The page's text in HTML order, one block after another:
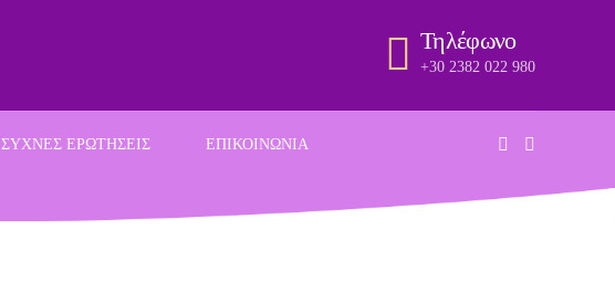
Τηλέφωνο
+30 2382 022 980
ΣΥΧΝΕΣ ΕΡΩΤΗΣΕΙΣ ΕΠΙΚΟΙΝΩΝΙΑ